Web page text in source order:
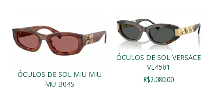
ÓCULOS DE SOL MIU MIU
MU B04S
ÓCULOS DE SOL VERSACE
VE4501
R$2.080,00